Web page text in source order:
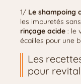
1/ Le shampoing
les impuretés
rinçage acide : le
écailles pour une
Les
pour